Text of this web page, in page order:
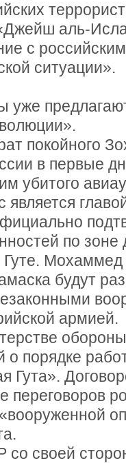
аль-
с
ситуации».
уже
покойного
в первые
убитого
по зоне
Гуте.
будут
армией.
о порядке
Гута».
переговоров
своей